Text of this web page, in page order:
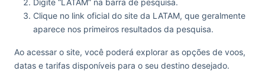
Digite “LATAM” na barra de pesquisa.
Clique no link oficial do site da LATAM, que geralmente
aparece nos primeiros resultados da pesquisa.
Ao acessar o site, você poderá explorar as opções de voos,
datas e tarifas disponíveis para o seu destino desejado.